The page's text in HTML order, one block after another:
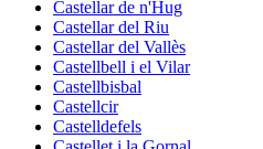
Castellar de n'Hug
Castellar del Riu
Castellar del Vallès
Castellbell i el Vilar
Castellbisbal
Castellcir
Castelldefels